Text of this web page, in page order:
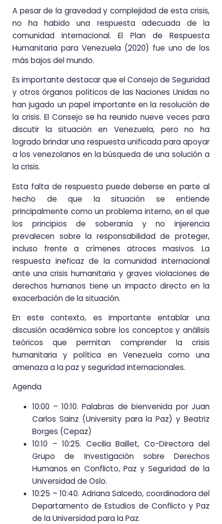
A pesar de la gravedad y complejidad de esta crisis,
no ha habido una respuesta adecuada de la
comunidad internacional. El Plan de Respuesta
Humanitaria para Venezuela (2020) fue uno de los
más bajos del mundo.
Es importante destacar que el Consejo de Seguridad
y otros órganos políticos de las Naciones Unidas no
han jugado un papel importante en la resolución de
la crisis. El Consejo se ha reunido nueve veces para
discutir la situación en Venezuela, pero no ha
logrado brindar una respuesta unificada para apoyar
a los venezolanos en la búsqueda de una solución a
la crisis.
Esta falta de respuesta puede deberse en parte al
hecho de que la situación se entiende
principalmente como un problema interno, en el que
los principios de soberanía y no injerencia
prevalecen sobre la responsabilidad de proteger,
incluso frente a crímenes atroces masivos. La
respuesta ineficaz de la comunidad internacional
ante una crisis humanitaria y graves violaciones de
derechos humanos tiene un impacto directo en la
exacerbación de la situación.
En este contexto, es importante entablar una
discusión académica sobre los conceptos y análisis
teóricos que permitan comprender la crisis
humanitaria y política en Venezuela como una
amenaza a la paz y seguridad internacionales.
Agenda
10:00 – 10:10. Palabras de bienvenida por Juan
Carlos Sainz (University para la Paz) y Beatriz
Borges (Cepaz)
10:10 – 10:25. Cecilia Baillet, Co-Directora del
Grupo de Investigación sobre Derechos
Humanos en Conflicto, Paz y Seguridad de la
Universidad de Oslo.
10:25 – 10:40. Adriana Salcedo, coordinadora del
Departamento de Estudios de Conflicto y Paz
de la Universidad para la Paz.